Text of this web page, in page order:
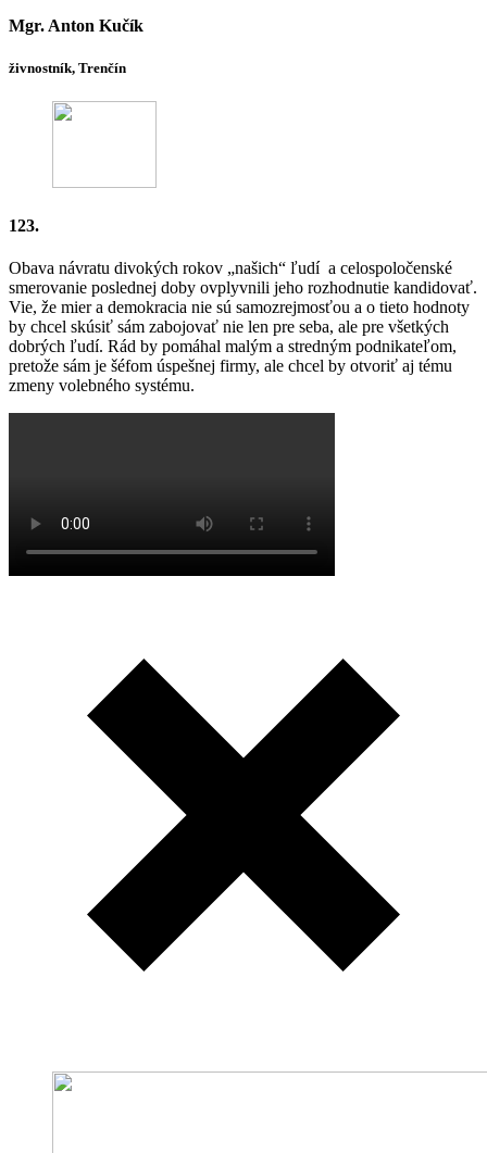
Mgr. Anton Kučík
živnostník, Trenčín
123.
Obava návratu divokých rokov „našich“ ľudí a celospoločenské
smerovanie poslednej doby ovplyvnili jeho rozhodnutie kandidovať.
Vie, že mier a demokracia nie sú samozrejmosťou a o tieto hodnoty
by chcel skúsiť sám zabojovať nie len pre seba, ale pre všetkých
dobrých ľudí. Rád by pomáhal malým a stredným podnikateľom,
pretože sám je šéfom úspešnej firmy, ale chcel by otvoriť aj tému
zmeny volebného systému.